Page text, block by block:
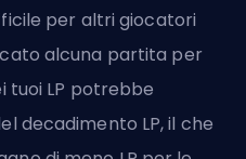
per altri giocatori
alcuna partita per
tuoi LP potrebbe
decadimento LP, il che